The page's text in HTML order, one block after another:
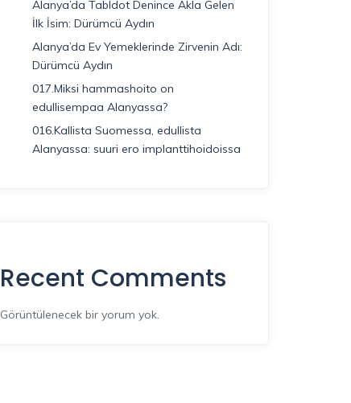
Alanya’da Tabldot Denince Akla Gelen
İlk İsim: Dürümcü Aydın
Alanya’da Ev Yemeklerinde Zirvenin Adı:
Dürümcü Aydın
017.Miksi hammashoito on
edullisempaa Alanyassa?
016.Kallista Suomessa, edullista
Alanyassa: suuri ero implanttihoidoissa
Recent Comments
Görüntülenecek bir yorum yok.